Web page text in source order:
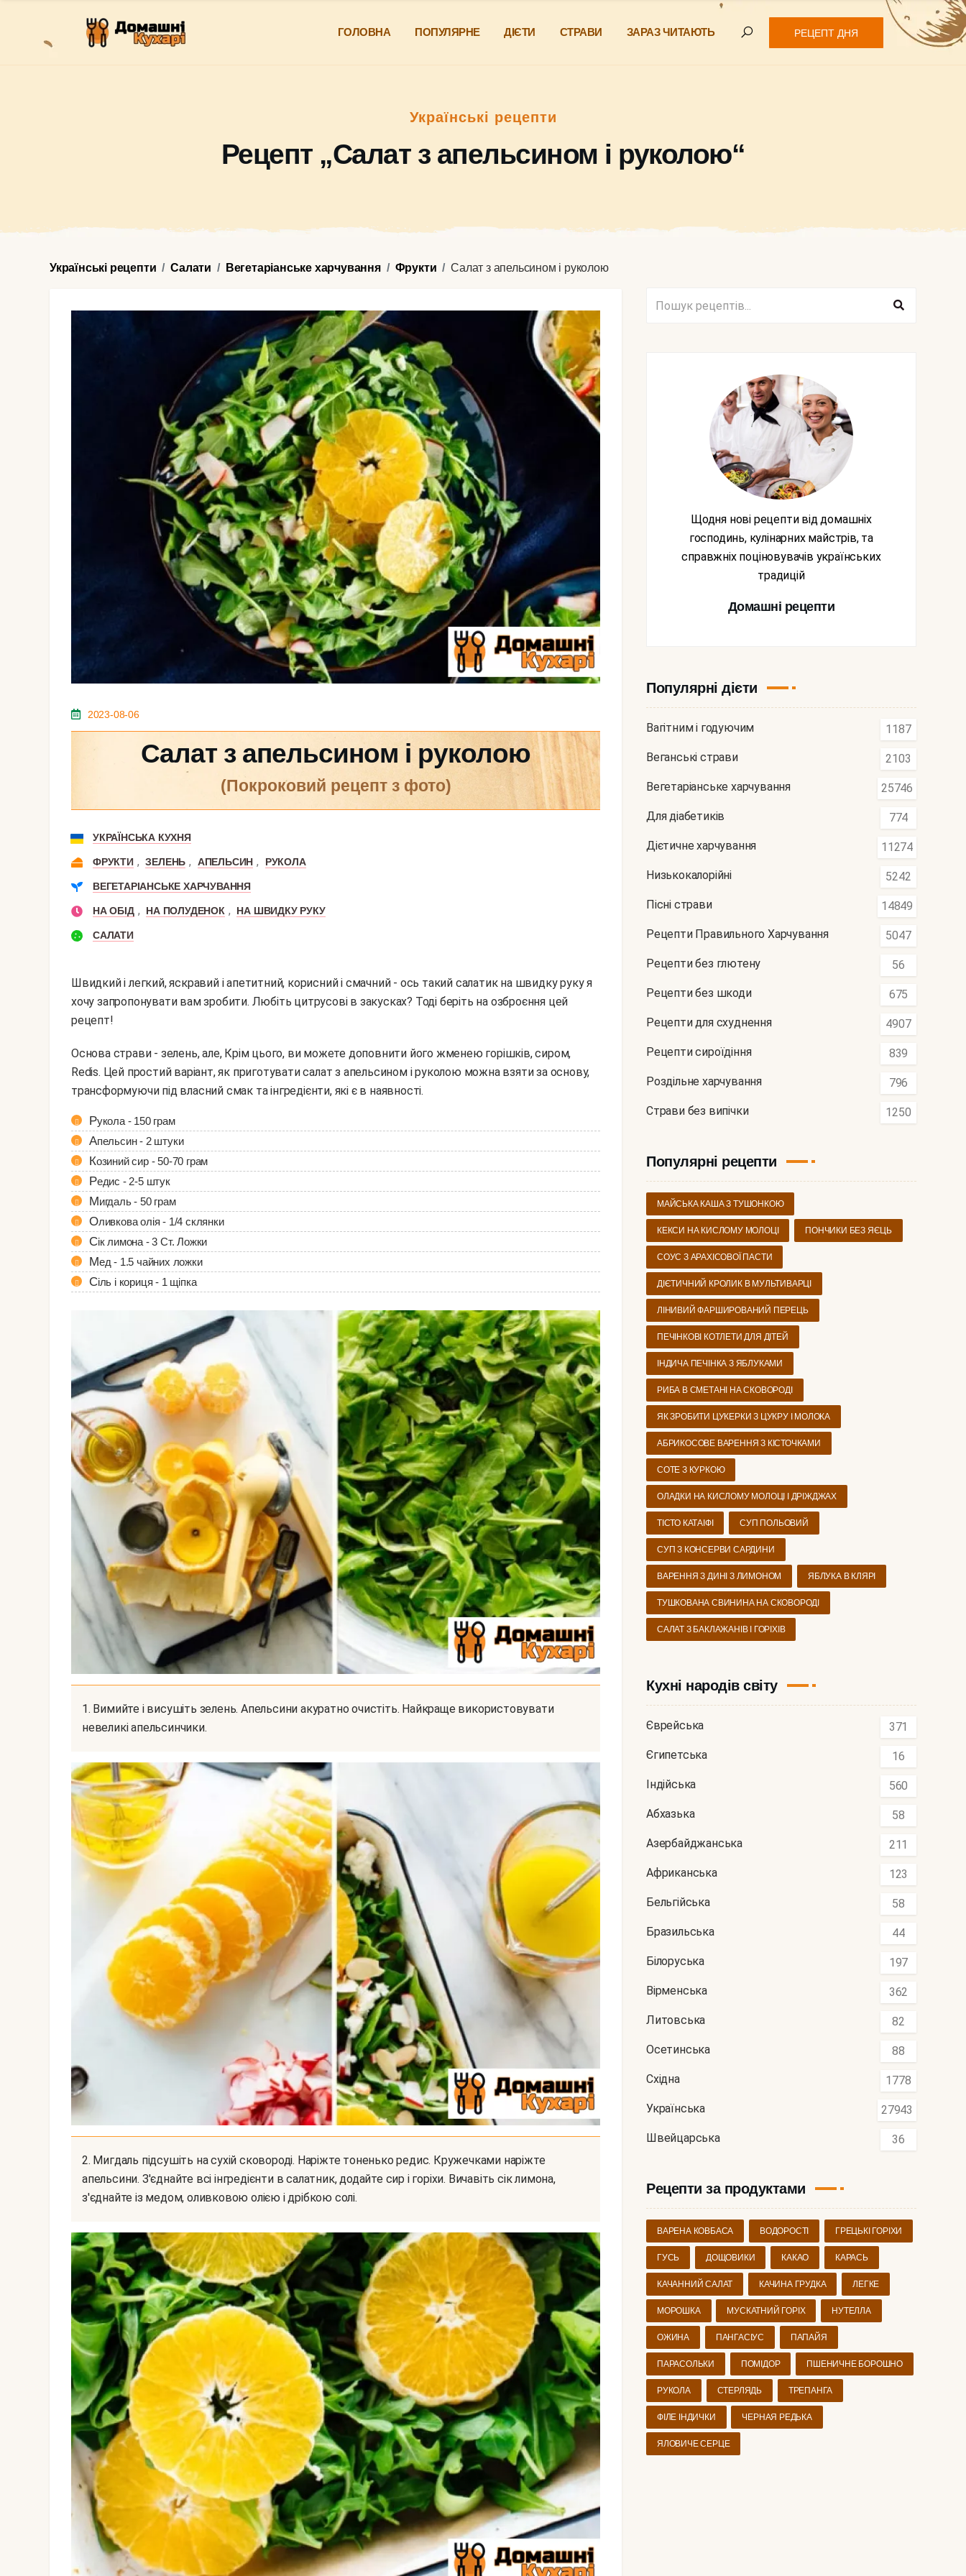
ГОЛОВНА ПОПУЛЯРНЕ ДІЄТИ СТРАВИ ЗАРАЗ ЧИТАЮТЬ РЕЦЕПТ ДНЯ
Українські рецепти
Рецепт „Салат з апельсином і руколою“
Українські рецепти Салати Вегетаріанське харчування Фрукти Салат з апельсином і руколою
2023-08-06
Салат з апельсином і руколою
(покроковий рецепт з фото)
УКРАЇНСЬКА КУХНЯ
ФРУКТИ , ЗЕЛЕНЬ , АПЕЛЬСИН , РУКОЛА
ВЕГЕТАРІАНСЬКЕ ХАРЧУВАННЯ
НА ОБІД , НА ПОЛУДЕНОК , НА ШВИДКУ РУКУ
САЛАТИ
Швидкий і легкий, яскравий і апетитний, корисний і смачний - ось такий салатик на швидку руку я
хочу запропонувати вам зробити. Любіть цитрусові в закусках? Тоді беріть на озброєння цей
рецепт!
Основа страви - зелень, але, Крім цього, ви можете доповнити його жменею горішків, сиром,
Redis. Цей простий варіант, як приготувати салат з апельсином і руколою можна взяти за основу,
трансформуючи під власний смак та інгредієнти, які є в наявності.
Рукола - 150 грам
Апельсин - 2 штуки
Козиний сир - 50-70 грам
Редис - 2-5 штук
Мигдаль - 50 грам
Оливкова олія - 1/4 склянки
Сік лимона - 3 Ст. Ложки
Мед - 1.5 чайних ложки
Сіль і кориця - 1 щіпка
1. Вимийте і висушіть зелень. Апельсини акуратно очистіть. Найкраще використовувати
невеликі апельсинчики.
2. Мигдаль підсушіть на сухій сковороді. Наріжте тоненько редис. Кружечками наріжте
апельсини. З'єднайте всі інгредієнти в салатник, додайте сир і горіхи. Вичавіть сік лимона,
з'єднайте із медом, оливковою олією і дрібкою солі.
Щодня нові рецепти від домашніх
господинь, кулінарних майстрів, та
справжніх поціновувачів українських
традицій
Домашні рецепти
Популярні дієти
Вагітним і годуючим 1187
Веганські страви 2103
Вегетаріанське харчування 25746
Для діабетиків 774
Дієтичне харчування 11274
Низькокалорійні 5242
Пісні страви 14849
Рецепти Правильного Харчування 5047
Рецепти без глютену 56
Рецепти без шкоди 675
Рецепти для схуднення 4907
Рецепти сироїдіння 839
Роздільне харчування 796
Страви без випічки 1250
Популярні рецепти
МАЙСЬКА КАША З ТУШОНКОЮ
КЕКСИ НА КИСЛОМУ МОЛОЦІ ПОНЧИКИ БЕЗ ЯЄЦЬ
СОУС З АРАХІСОВОЇ ПАСТИ
ДІЄТИЧНИЙ КРОЛИК В МУЛЬТИВАРЦІ
ЛІНИВИЙ ФАРШИРОВАНИЙ ПЕРЕЦЬ
ПЕЧІНКОВІ КОТЛЕТИ ДЛЯ ДІТЕЙ
ІНДИЧА ПЕЧІНКА З ЯБЛУКАМИ
РИБА В СМЕТАНІ НА СКОВОРОДІ
ЯК ЗРОБИТИ ЦУКЕРКИ З ЦУКРУ І МОЛОКА
АБРИКОСОВЕ ВАРЕННЯ З КІСТОЧКАМИ
СОТЕ З КУРКОЮ
ОЛАДКИ НА КИСЛОМУ МОЛОЦІ І ДРІЖДЖАХ
ТІСТО КАТАІФІ СУП ПОЛЬОВИЙ
СУП З КОНСЕРВИ САРДИНИ
ВАРЕННЯ З ДИНІ З ЛИМОНОМ ЯБЛУКА В КЛЯРІ
ТУШКОВАНА СВИНИНА НА СКОВОРОДІ
САЛАТ З БАКЛАЖАНІВ І ГОРІХІВ
Кухні народів світу
Єврейська 371
Єгипетська 16
Індійська 560
Абхазька 58
Азербайджанська 211
Африканська 123
Бельгійська 58
Бразильська 44
Білоруська 197
Вірменська 362
Литовська 82
Осетинська 88
Східна 1778
Українська 27943
Швейцарська 36
Рецепти за продуктами
ВАРЕНА КОВБАСА ВОДОРОСТІ ГРЕЦЬКІ ГОРІХИ
ГУСЬ ДОЩОВИКИ КАКАО КАРАСЬ
КАЧАННИЙ САЛАТ КАЧИНА ГРУДКА ЛЕГКЕ
МОРОШКА МУСКАТНИЙ ГОРІХ НУТЕЛЛА
ОЖИНА ПАНГАСІУС ПАПАЙЯ
ПАРАСОЛЬКИ ПОМІДОР ПШЕНИЧНЕ БОРОШНО
РУКОЛА СТЕРЛЯДЬ ТРЕПАНГА
ФІЛЕ ІНДИЧКИ ЧЕРНАЯ РЕДЬКА
ЯЛОВИЧЕ СЕРЦЕ